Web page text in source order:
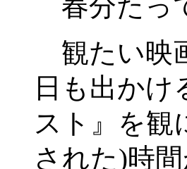
観たい映
日も出かけ
スト』を観
された)時